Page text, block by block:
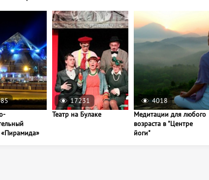
«Пирамида»
17231
Театр на Булаке
4018
Медитации для любого
возраста в "Центре
йоги"